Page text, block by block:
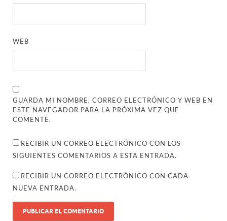
WEB
GUARDA MI NOMBRE, CORREO ELECTRÓNICO Y WEB EN
ESTE NAVEGADOR PARA LA PRÓXIMA VEZ QUE
COMENTE.
RECIBIR UN CORREO ELECTRÓNICO CON LOS
SIGUIENTES COMENTARIOS A ESTA ENTRADA.
RECIBIR UN CORREO ELECTRÓNICO CON CADA
NUEVA ENTRADA.